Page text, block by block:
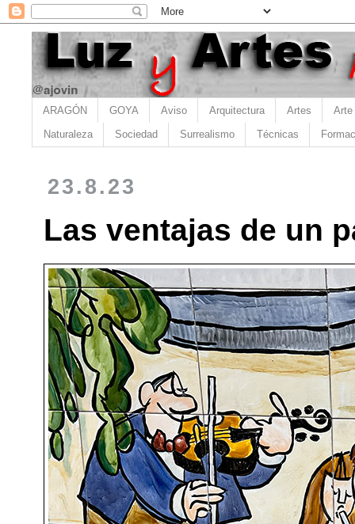
ARAGÓN GOYA Aviso Arquitectura Artes Arte
Naturaleza Sociedad Surrealismo Técnicas
23.8.23
Las ventajas de un